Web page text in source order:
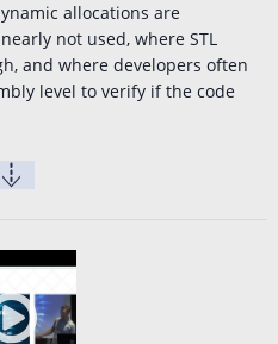
allocations are
not used, where STL
and where developers often
level to verify if the code